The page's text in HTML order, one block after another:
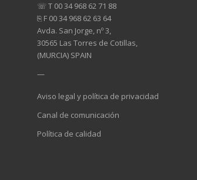
☏ T 00 34 968 62 71 88
⎘ F 00 34 968 62 63 64
Avda. San Jorge, nº 3,
30565 Las Torres de Cotillas,
(MURCIA) SPAIN
—
Aviso legal y política de privacidad
Canal de comunicación
Política de calidad